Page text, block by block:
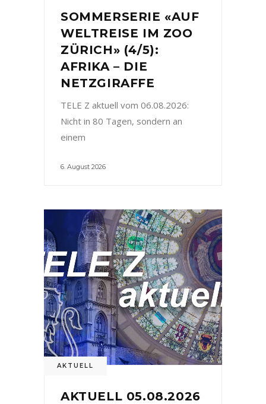
SOMMERSERIE «AUF
WELTREISE IM ZOO
ZÜRICH» (4/5):
AFRIKA – DIE
NETZGIRAFFE
TELE Z aktuell vom 06.08.2026:
Nicht in 80 Tagen, sondern an
einem
6. August 2026
AKTUELL
AKTUELL 05.08.2026